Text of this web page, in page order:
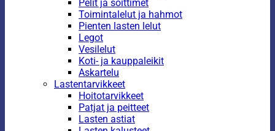
Pelit ja soittimet
Toimintalelut ja hahmot
Pienten lasten lelut
Legot
Vesilelut
Koti- ja kauppaleikit
Askartelu
Lastentarvikkeet
Hoitotarvikkeet
Patjat ja peitteet
Lasten astiat